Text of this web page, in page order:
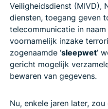
Veiligheidsdienst (MIVD),
diensten, toegang geven
telecommunicatie in
voornamelijk inzake
zogenaamde ‘sleepwet’
gericht mogelijk
bewaren van gegevens.
Nu, enkele jaren later,